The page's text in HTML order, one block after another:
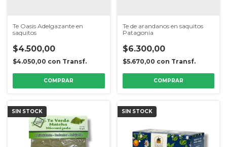
Te Oasis Adelgazante en
saquitos
$4.500,00
$4.050,00 con Transf.
Te de arandanos en saquitos
Patagonia
$6.300,00
$5.670,00 con Transf.
SIN STOCK SIN STOCK